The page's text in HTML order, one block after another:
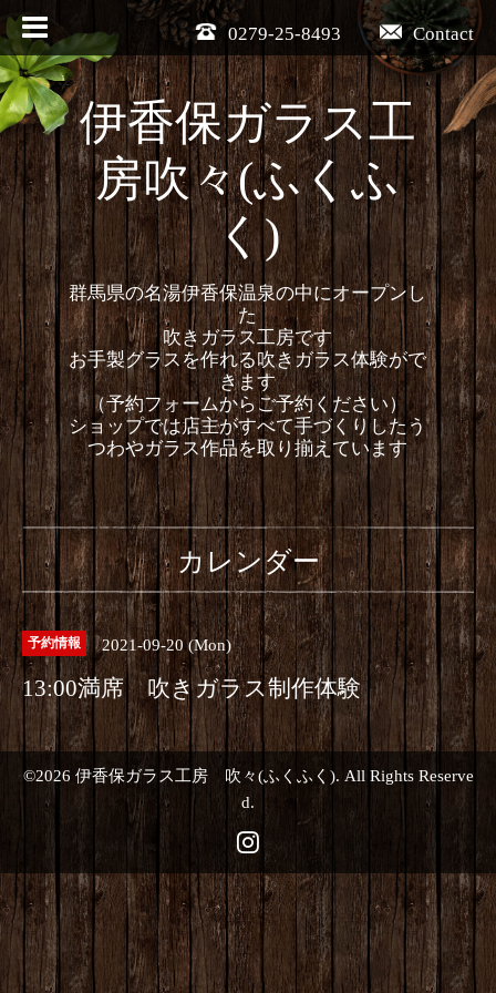
Contact
0279-25-8493
伊香保ガラス工
房吹々(ふくふ
く)
群馬県の名湯伊香保温泉の中にオープンし
た
吹きガラス工房です
お手製グラスを作れる吹きガラス体験がで
きます
（予約フォームからご予約ください）
ショップでは店主がすべて手づくりしたう
つわやガラス作品を取り揃えています
カレンダー
予約情報 2021-09-20 (Mon)
13:00満席 吹きガラス制作体験
©2026 伊香保ガラス工房 吹々(ふくふく). All Rights Reserve
d.